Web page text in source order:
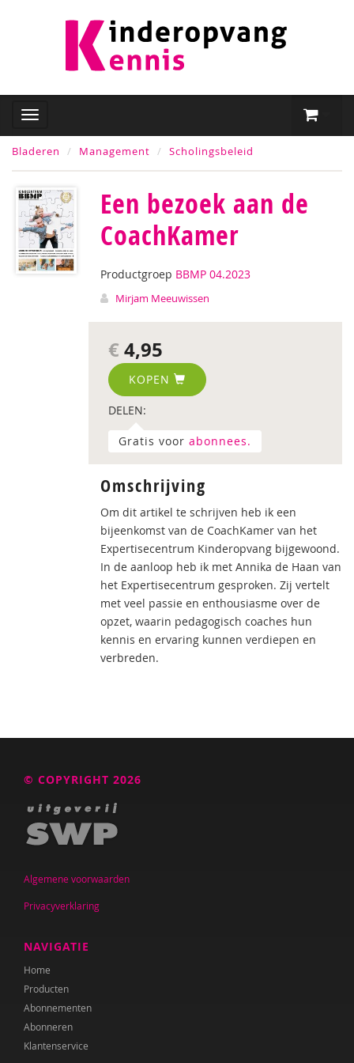
Bladeren Management Scholingsbeleid
Een bezoek aan de
CoachKamer
Productgroep BBMP 04.2023
Mirjam Meeuwissen
€ 4,95
KOPEN
DELEN:
Gratis voor abonnees.
Omschrijving
Om dit artikel te schrijven heb ik een
bijeenkomst van de CoachKamer van het
Expertisecentrum Kinderopvang bijgewoond.
In de aanloop heb ik met Annika de Haan van
het Expertisecentrum gesproken. Zij vertelt
met veel passie en enthousiasme over de
opzet, waarin pedagogisch coaches hun
kennis en ervaring kunnen verdiepen en
verbreden.
© COPYRIGHT 2026
Algemene voorwaarden
Privacyverklaring
NAVIGATIE
Home
Producten
Abonnementen
Abonneren
Klantenservice